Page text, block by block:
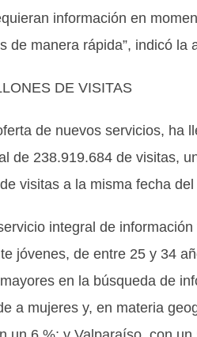
información en
manera rápida”, indicó la
DE VISITAS
de nuevos servicios, ha
de 238.919.684 de visitas,
visitas a la misma fecha
integral de
jóvenes, de entre 25 y 34
en la búsqueda de
a mujeres y, en materia